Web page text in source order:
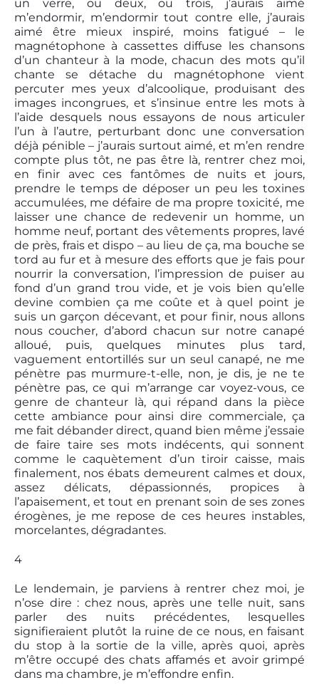
un verre, ou deux, ou trois, j’aurais aimé
m’endormir, m’endormir tout contre elle, j’aurais
aimé être mieux inspiré, moins fatigué – le
magnétophone à cassettes diffuse les chansons
d’un chanteur à la mode, chacun des mots qu’il
chante se détache du magnétophone vient
percuter mes yeux d’alcoolique, produisant des
images incongrues, et s’insinue entre les mots à
l’aide desquels nous essayons de nous articuler
l’un à l’autre, perturbant donc une conversation
déjà pénible – j’aurais surtout aimé, et m’en rendre
compte plus tôt, ne pas être là, rentrer chez moi,
en finir avec ces fantômes de nuits et jours,
prendre le temps de déposer un peu les toxines
accumulées, me défaire de ma propre toxicité, me
laisser une chance de redevenir un homme, un
homme neuf, portant des vêtements propres, lavé
de près, frais et dispo – au lieu de ça, ma bouche se
tord au fur et à mesure des efforts que je fais pour
nourrir la conversation, l’impression de puiser au
fond d’un grand trou vide, et je vois bien qu’elle
devine combien ça me coûte et à quel point je
suis un garçon décevant, et pour finir, nous allons
nous coucher, d’abord chacun sur notre canapé
alloué, puis, quelques minutes plus tard,
vaguement entortillés sur un seul canapé, ne me
pénètre pas murmure-t-elle, non, je dis, je ne te
pénètre pas, ce qui m’arrange car voyez-vous, ce
genre de chanteur là, qui répand dans la pièce
cette ambiance pour ainsi dire commerciale, ça
me fait débander direct, quand bien même j’essaie
de faire taire ses mots indécents, qui sonnent
comme le caquètement d’un tiroir caisse, mais
finalement, nos ébats demeurent calmes et doux,
assez délicats, dépassionnés, propices à
l’apaisement, et tout en prenant soin de ses zones
érogènes, je me repose de ces heures instables,
morcelantes, dégradantes.
4
Le lendemain, je parviens à rentrer chez moi, je
n’ose dire : chez nous, après une telle nuit, sans
parler des nuits précédentes, lesquelles
signifieraient plutôt la ruine de ce nous, en faisant
du stop à la sortie de la ville, après quoi, après
m’être occupé des chats affamés et avoir grimpé
dans ma chambre, je m’effondre enfin.